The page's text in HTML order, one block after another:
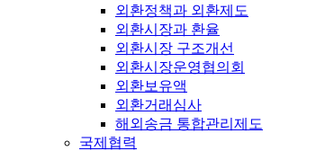
외환정책과 외환제도
외환시장과 환율
외환시장 구조개선
외환시장운영협의회
외환보유액
외환거래심사
해외송금 통합관리제도
국제협력